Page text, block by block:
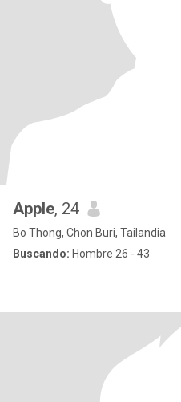
Apple, 24
Bo Thong, Chon Buri, Tailandia
Buscando: Hombre 26 - 43